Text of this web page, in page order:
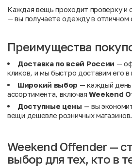
Каждая вещь проходит проверку и
— вы получаете одежду в отличном
Преимущества
Доставка по всей России —
кликов, и мы быстро доставим его в
Широкий выбор — каждый день
ассортимента, включаяWeekend
Доступные цены — вы
вещи дешевле розничных магазинов.
Weekend Offender —
выбор для тех, кто в